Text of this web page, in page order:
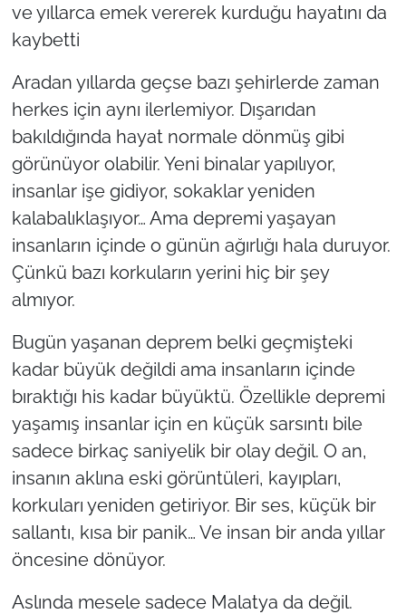
ve yıllarca emek vererek kurduğu hayatını da
kaybetti
Aradan yıllarda geçse bazı şehirlerde zaman
herkes için aynı ilerlemiyor. Dışarıdan
bakıldığında hayat normale dönmüş gibi
görünüyor olabilir. Yeni binalar yapılıyor,
insanlar işe gidiyor, sokaklar yeniden
kalabalıklaşıyor… Ama depremi yaşayan
insanların içinde o günün ağırlığı hala duruyor.
Çünkü bazı korkuların yerini hiç bir şey
almıyor.
Bugün yaşanan deprem belki geçmişteki
kadar büyük değildi ama insanların içinde
bıraktığı his kadar büyüktü. Özellikle depremi
yaşamış insanlar için en küçük sarsıntı bile
sadece birkaç saniyelik bir olay değil. O an,
insanın aklına eski görüntüleri, kayıpları,
korkuları yeniden getiriyor. Bir ses, küçük bir
sallantı, kısa bir panik… Ve insan bir anda yıllar
öncesine dönüyor.
Aslında mesele sadece Malatya da değil.